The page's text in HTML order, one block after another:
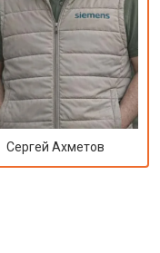
Сергей Ахметов